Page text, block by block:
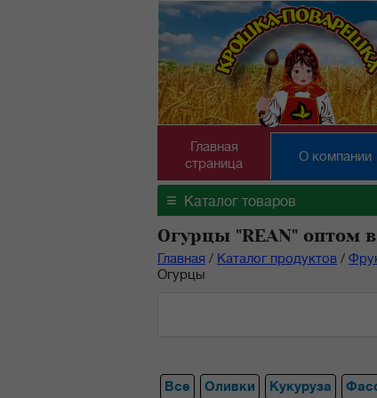
Главная
страница
О компании
≡ Каталог товаров
Огурцы "REAN" оптом
Главная / Каталог продуктов /
Огурцы
Все Оливки Кукуруза